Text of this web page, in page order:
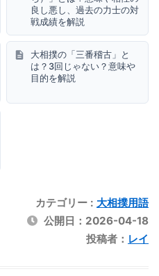
良し悪し、過去の力士の対
戦成績を解説
大相撲の「三番稽古」と
は？3回じゃない？意味や
目的を解説
カテゴリー : 大相撲用語
公開日： 2026-04-18
投稿者： レイ